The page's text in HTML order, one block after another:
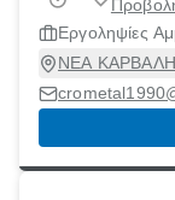
Εργοληψίες
ΝΕΑ